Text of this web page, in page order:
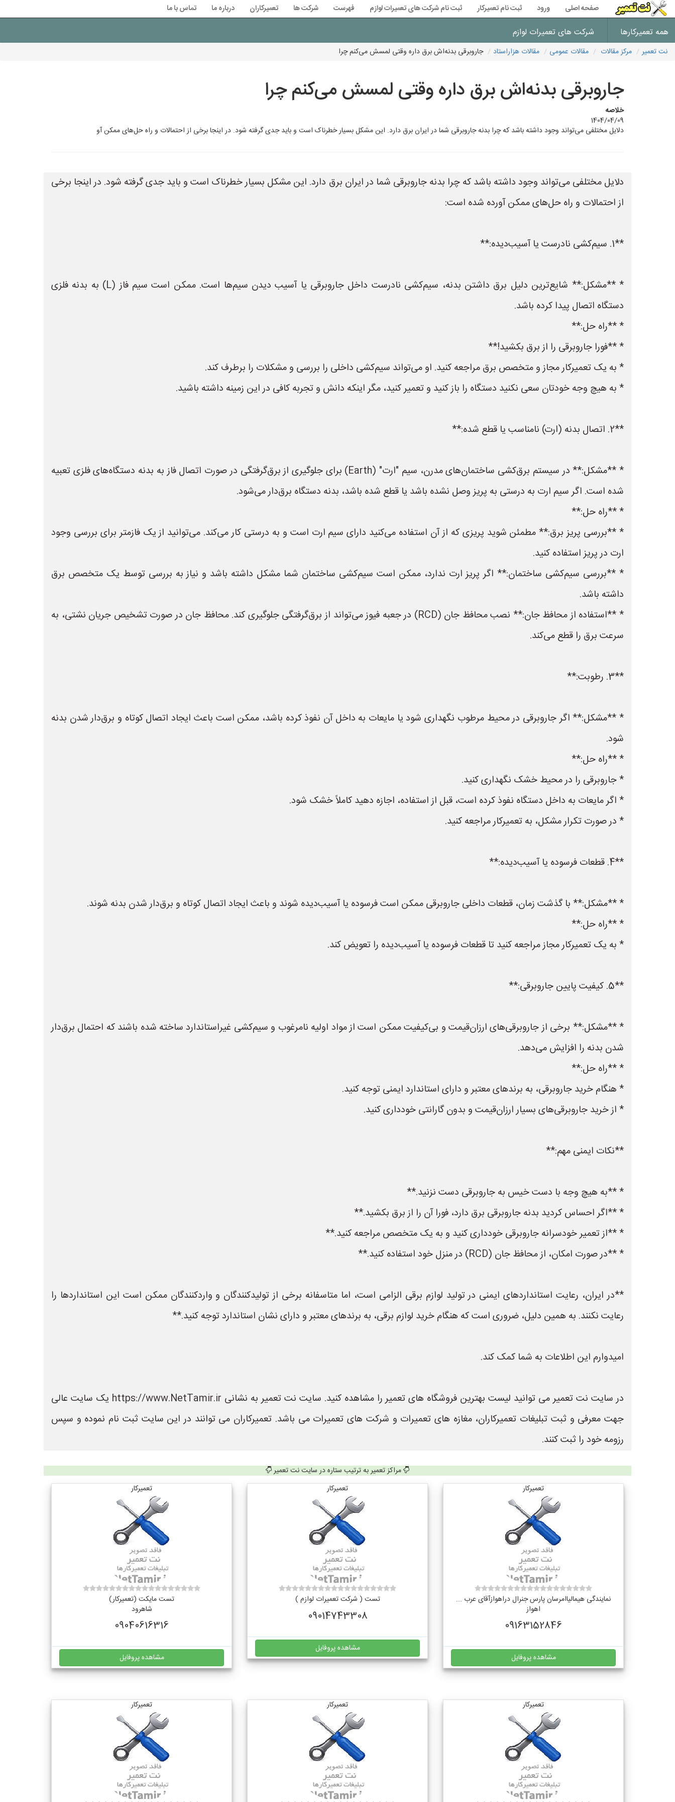
صفحه اصلی ورود ثبت نام تعمیرکار ثبت نام شرکت های تعمیرات لوازم فهرست شرکت ها تعمیرکاران درباره ما تماس با ما
همه تعمیرکارها شرکت های تعمیرات لوازم
نت تعمیر مرکز مقالات مقالات عمومی مقالات هزاراستاد جاروبرقی بدنه‌اش برق داره وقتی لمسش می‌کنم چرا
جاروبرقی بدنه‌اش برق داره وقتی لمسش می‌کنم چرا
خلاصه
1404/04/09
دلایل مختلفی می‌تواند وجود داشته باشد که چرا بدنه جاروبرقی شما در ایران برق دارد. این مشکل بسیار خطرناک است و باید جدی گرفته شود. در اینجا برخی از احتمالات و راه حل‌های ممکن آو
دلایل مختلفی می‌تواند وجود داشته باشد که چرا بدنه جاروبرقی شما در ایران برق دارد. این مشکل بسیار خطرناک است و باید جدی گرفته شود. در اینجا برخی
از احتمالات و راه حل‌های ممکن آورده شده است:
**1. سیم‌کشی نادرست یا آسیب‌دیده:**
* **مشکل:** شایع‌ترین دلیل برق داشتن بدنه، سیم‌کشی نادرست داخل جاروبرقی یا آسیب دیدن سیم‌ها است. ممکن است سیم فاز (L) به بدنه فلزی
دستگاه اتصال پیدا کرده باشد.
* **راه حل:**
* **فورا جاروبرقی را از برق بکشید!**
* به یک تعمیرکار مجاز و متخصص برق مراجعه کنید. او می‌تواند سیم‌کشی داخلی را بررسی و مشکلات را برطرف کند.
* به هیچ وجه خودتان سعی نکنید دستگاه را باز کنید و تعمیر کنید، مگر اینکه دانش و تجربه کافی در این زمینه داشته باشید.
**2. اتصال بدنه (ارت) نامناسب یا قطع شده:**
* **مشکل:** در سیستم برق‌کشی ساختمان‌های مدرن، سیم "ارت" (Earth) برای جلوگیری از برق‌گرفتگی در صورت اتصال فاز به بدنه دستگاه‌های فلزی تعبیه
شده است. اگر سیم ارت به درستی به پریز وصل نشده باشد یا قطع شده باشد، بدنه دستگاه برق‌دار می‌شود.
* **راه حل:**
* **بررسی پریز برق:** مطمئن شوید پریزی که از آن استفاده می‌کنید دارای سیم ارت است و به درستی کار می‌کند. می‌توانید از یک فازمتر برای بررسی وجود
ارت در پریز استفاده کنید.
* **بررسی سیم‌کشی ساختمان:** اگر پریز ارت ندارد، ممکن است سیم‌کشی ساختمان شما مشکل داشته باشد و نیاز به بررسی توسط یک متخصص برق
داشته باشد.
* **استفاده از محافظ جان:** نصب محافظ جان (RCD) در جعبه فیوز می‌تواند از برق‌گرفتگی جلوگیری کند. محافظ جان در صورت تشخیص جریان نشتی، به
سرعت برق را قطع می‌کند.
**3. رطوبت:**
* **مشکل:** اگر جاروبرقی در محیط مرطوب نگهداری شود یا مایعات به داخل آن نفوذ کرده باشد، ممکن است باعث ایجاد اتصال کوتاه و برق‌دار شدن بدنه
شود.
* **راه حل:**
* جاروبرقی را در محیط خشک نگهداری کنید.
* اگر مایعات به داخل دستگاه نفوذ کرده است، قبل از استفاده، اجازه دهید کاملاً خشک شود.
* در صورت تکرار مشکل، به تعمیرکار مراجعه کنید.
**4. قطعات فرسوده یا آسیب‌دیده:**
* **مشکل:** با گذشت زمان، قطعات داخلی جاروبرقی ممکن است فرسوده یا آسیب‌دیده شوند و باعث ایجاد اتصال کوتاه و برق‌دار شدن بدنه شوند.
* **راه حل:**
* به یک تعمیرکار مجاز مراجعه کنید تا قطعات فرسوده یا آسیب‌دیده را تعویض کند.
**5. کیفیت پایین جاروبرقی:**
* **مشکل:** برخی از جاروبرقی‌های ارزان‌قیمت و بی‌کیفیت ممکن است از مواد اولیه نامرغوب و سیم‌کشی غیراستاندارد ساخته شده باشند که احتمال برق‌دار
شدن بدنه را افزایش می‌دهد.
* **راه حل:**
* هنگام خرید جاروبرقی، به برندهای معتبر و دارای استاندارد ایمنی توجه کنید.
* از خرید جاروبرقی‌های بسیار ارزان‌قیمت و بدون گارانتی خودداری کنید.
**نکات ایمنی مهم:**
* **به هیچ وجه با دست خیس به جاروبرقی دست نزنید.**
* **اگر احساس کردید بدنه جاروبرقی برق دارد، فورا آن را از برق بکشید.**
* **از تعمیر خودسرانه جاروبرقی خودداری کنید و به یک متخصص مراجعه کنید.**
* **در صورت امکان، از محافظ جان (RCD) در منزل خود استفاده کنید.**
**در ایران، رعایت استانداردهای ایمنی در تولید لوازم برقی الزامی است، اما متاسفانه برخی از تولیدکنندگان و واردکنندگان ممکن است این استانداردها را
رعایت نکنند. به همین دلیل، ضروری است که هنگام خرید لوازم برقی، به برندهای معتبر و دارای نشان استاندارد توجه کنید.**
امیدوارم این اطلاعات به شما کمک کند.
در سایت نت تعمیر می توانید لیست بهترین فروشگاه های تعمیر را مشاهده کنید. سایت نت تعمیر به نشانی https://www.NetTamir.ir یک سایت عالی
جهت معرفی و ثبت تبلیغات تعمیرکاران، مغازه های تعمیرات و شرکت های تعمیرات می باشد. تعمیرکاران می توانند در این سایت ثبت نام نموده و سپس
رزومه خود را ثبت کنند.
مراکز تعمیر به ترتیب ستاره در سایت نت تعمیر
تعمیرکار
نمایندگی هیمالیاامرسان پارس جنرال دراهوازآقای عرب ...
اهواز
09163152846
مشاهده پروفایل
تعمیرکار
تست ( شرکت تعمیرات لوازم )
09014743308
مشاهده پروفایل
تعمیرکار
تست مایکت (تعمیرکار)
شاهرود
09040616316
مشاهده پروفایل
تعمیرکار تعمیرکار تعمیرکار